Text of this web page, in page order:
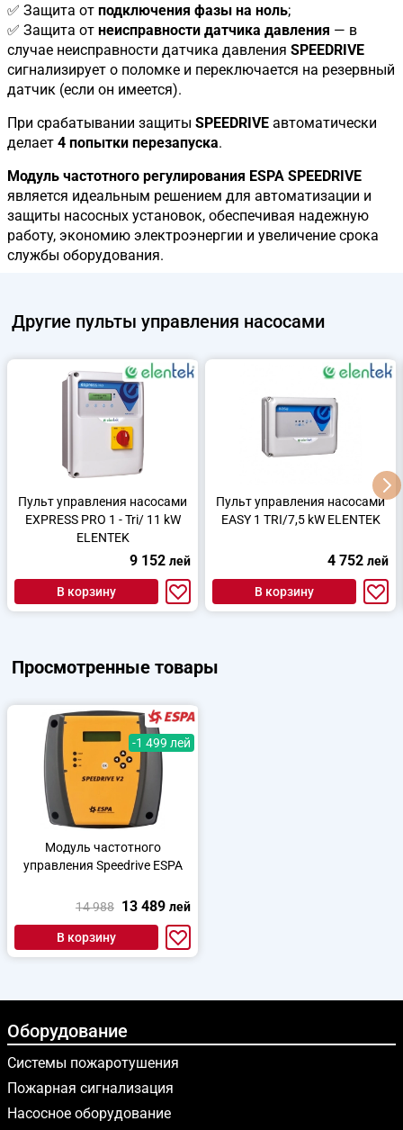
✅ Защита от подключения фазы на ноль;
✅ Защита от неисправности датчика давления — в
случае неисправности датчика давления SPEEDRIVE
сигнализирует о поломке и переключается на резервный
датчик (если он имеется).
При срабатывании защиты SPEEDRIVE автоматически
делает 4 попытки перезапуска.
Модуль частотного регулирования ESPA SPEEDRIVE
является идеальным решением для автоматизации и
защиты насосных установок, обеспечивая надежную
работу, экономию электроэнергии и увеличение срока
службы оборудования.
Другие пульты управления насосами
Пульт управления насосами
EXPRESS PRO 1 - Tri/ 11 kW
ELENTEK
9 152 лей
В корзину
Пульт управления насосами
EASY 1 TRI/7,5 kW ELENTEK
4 752 лей
В корзину
Просмотренные товары
-1 499 лей
Модуль частотного
управления Speedrive ESPA
14 988 13 489 лей
В корзину
Оборудование
Системы пожаротушения
Пожарная сигнализация
Насосное оборудование